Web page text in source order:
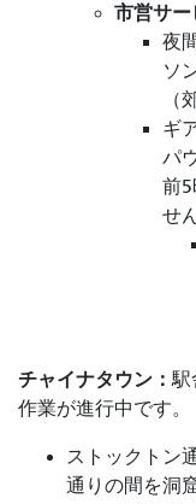
市営サー
夜
ソ
（
ギ
パ
前5
せ
チャイナタウン：駅
作業が進行中です。
ストックトン
通りの間を洞